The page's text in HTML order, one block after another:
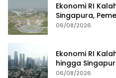
Ekonomi RI
Singapura,
Investasi
06/08/2026
Ekonomi RI
hingga
06/08/2026